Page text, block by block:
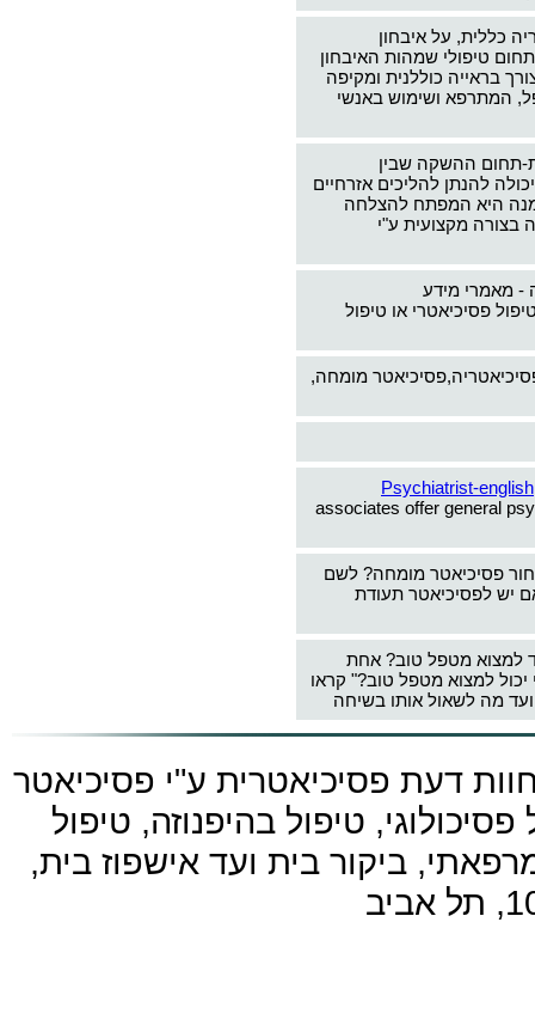
כללית, על איבחון
טיפולי שמהות האיבחון
בראייה כוללנית ומקיפה
המתרפא ושימוש באנשי
תחום ההשקה שבין
להנתן להליכים אזרחיים
היא המפתח להצלחה
בצורה מקצועית ע"י
- מאמרי מידע
פסיכיאטרי או טיפול
מומחה,
Psychiatrist-english
associates offer general
פסיכיאטר מומחה? לשם
יש לפסיכיאטר תעודת
למצוא מטפל טוב? אחת
למצוא מטפל טוב?" קראו
מה לשאול אותו בשיחה
דעת פסיכיאטרית ע"י פסיכיאטר
טיפול בהיפנוזה, טיפול
ביקור בית ועד אישפוז בית,